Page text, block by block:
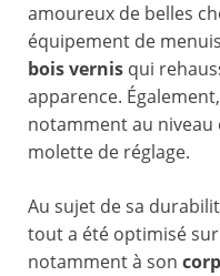
amoureux de belles
équipement de
bois vernis qui
apparence.
notamment au niveau
molette de réglage.
Au sujet de sa
tout a été optimisé
notamment à son